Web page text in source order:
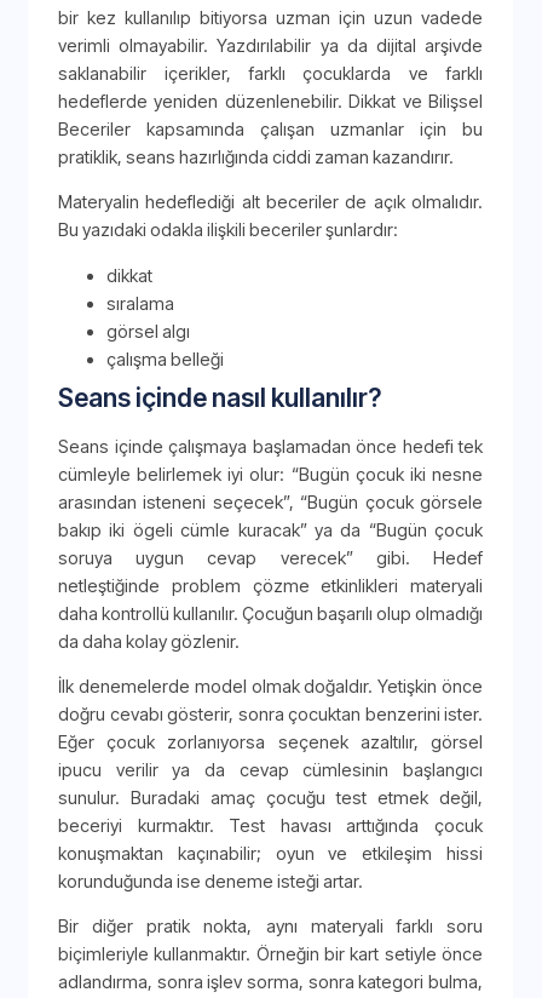
bir kez kullanılıp bitiyorsa uzman için uzun vadede
verimli olmayabilir. Yazdırılabilir ya da dijital arşivde
saklanabilir içerikler, farklı çocuklarda ve farklı
hedeflerde yeniden düzenlenebilir. Dikkat ve Bilişsel
Beceriler kapsamında çalışan uzmanlar için bu
pratiklik, seans hazırlığında ciddi zaman kazandırır.
Materyalin hedeflediği alt beceriler de açık olmalıdır.
Bu yazıdaki odakla ilişkili beceriler şunlardır:
dikkat
sıralama
görsel algı
çalışma belleği
Seans içinde nasıl kullanılır?
Seans içinde çalışmaya başlamadan önce hedefi tek
cümleyle belirlemek iyi olur: “Bugün çocuk iki nesne
arasından isteneni seçecek”, “Bugün çocuk görsele
bakıp iki ögeli cümle kuracak” ya da “Bugün çocuk
soruya uygun cevap verecek” gibi. Hedef
netleştiğinde problem çözme etkinlikleri materyali
daha kontrollü kullanılır. Çocuğun başarılı olup olmadığı
da daha kolay gözlenir.
İlk denemelerde model olmak doğaldır. Yetişkin önce
doğru cevabı gösterir, sonra çocuktan benzerini ister.
Eğer çocuk zorlanıyorsa seçenek azaltılır, görsel
ipucu verilir ya da cevap cümlesinin başlangıcı
sunulur. Buradaki amaç çocuğu test etmek değil,
beceriyi kurmaktır. Test havası arttığında çocuk
konuşmaktan kaçınabilir; oyun ve etkileşim hissi
korunduğunda ise deneme isteği artar.
Bir diğer pratik nokta, aynı materyali farklı soru
biçimleriyle kullanmaktır. Örneğin bir kart setiyle önce
adlandırma, sonra işlev sorma, sonra kategori bulma,